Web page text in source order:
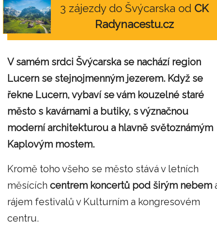
3 zájezdy do Švýcarska od CK
Radynacestu.cz
V samém srdci Švýcarska se nachází region
Lucern se stejnojmenným jezerem. Když se
řekne Lucern, vybaví se vám kouzelné staré
město s kavárnami a butiky, s význačnou
moderní architekturou a hlavně světoznámým
Kaplovým mostem.
Kromě toho všeho se město stává v letních
měsících centrem koncertů pod širým nebem
rájem festivalů v Kulturním a kongresovém
centru.